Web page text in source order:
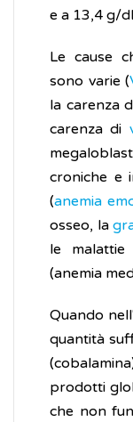
e a 13,4 g/
Le cause
sono varie (
la carenza
carenza di
croniche e
(anemia
osseo, la
le malattie
(anemia
Quando
quantità
prodotti
che non